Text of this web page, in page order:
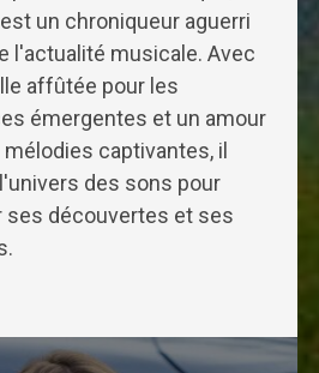
un chroniqueur aguerri
l'actualité musicale. Avec
affûtée pour les
émergentes et un amour
mélodies captivantes, il
des sons pour
ses découvertes et ses